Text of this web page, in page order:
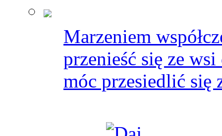
Marzeniem
przenieść się ze
móc przesiedlić się